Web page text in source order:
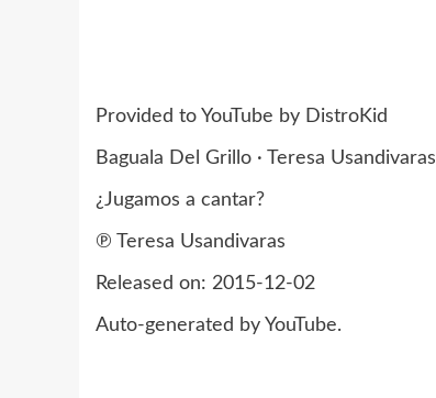
Provided to YouTube by DistroKid
Baguala Del Grillo · Teresa Usandivaras
¿Jugamos a cantar?
℗ Teresa Usandivaras
Released on: 2015-12-02
Auto-generated by YouTube.